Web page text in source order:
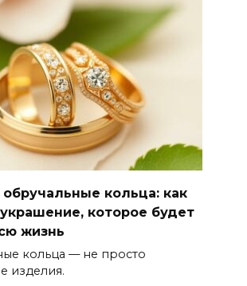
кольца: как
которое будет
жизнь
кольца — не просто
изделия.